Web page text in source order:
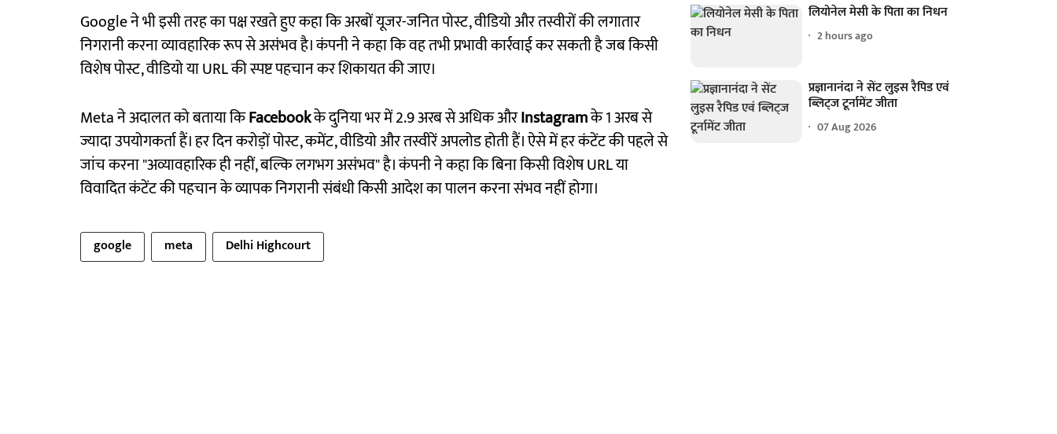
Google ने भी इसी तरह का पक्ष रखते हुए कहा कि अरबों यूजर-जनित पोस्ट, वीडियो और तस्वीरों की लगातार
निगरानी करना व्यावहारिक रूप से असंभव है। कंपनी ने कहा कि वह तभी प्रभावी कार्रवाई कर सकती है जब किसी
विशेष पोस्ट, वीडियो या URL की स्पष्ट पहचान कर शिकायत की जाए।
Meta ने अदालत को बताया किFacebookके दुनिया भर में 2.9 अरब से अधिक औरInstagramके 1 अरब से
ज्यादा उपयोगकर्ता हैं। हर दिन करोड़ों पोस्ट, कमेंट, वीडियो और तस्वीरें अपलोड होती हैं। ऐसे में हर कंटेंट की पहले से
जांच करना "अव्यावहारिक ही नहीं, बल्कि लगभग असंभव" है। कंपनी ने कहा कि बिना किसी विशेष URL या
विवादित कंटेंट की पहचान के व्यापक निगरानी संबंधी किसी आदेश का पालन करना संभव नहीं होगा।
google meta Delhi Highcourt
लियोनेल मेसी के पिता का निधन
2 hours ago
प्रज्ञानानंदा ने सेंट लुइस रैपिड एवं
ब्लिट्ज टूर्नामेंट जीता
07 Aug 2026